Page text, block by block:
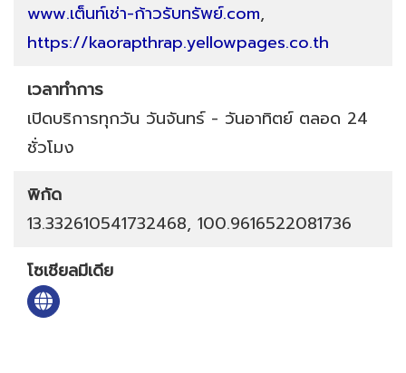
www.เต็นท์เช่า-ก้าวรับทรัพย์.com,
https://kaorapthrap.yellowpages.co.th
เวลาทำการ
เปิดบริการทุกวัน วันจันทร์ - วันอาทิตย์ ตลอด 24
ชั่วโมง
พิกัด
13.332610541732468, 100.9616522081736
โซเชียลมีเดีย